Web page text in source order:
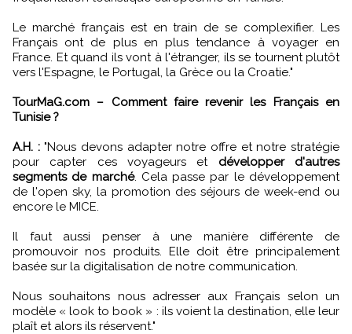
Le marché français est en train de se complexifier. Les
Français ont de plus en plus tendance à voyager en
France. Et quand ils vont à l'étranger, ils se tournent plutôt
vers l'Espagne, le Portugal, la Grèce ou la Croatie."
TourMaG.com – Comment faire revenir les Français en
Tunisie ?
A.H. :"Nous devons adapter notre offre et notre stratégie
pour capter ces voyageurs et développer d'autres
segments de marché. Cela passe par le développement
de l'open sky, la promotion des séjours de week-end ou
encore le MICE.
Il faut aussi penser à une manière différente de
promouvoir nos produits. Elle doit être principalement
basée sur la digitalisation de notre communication.
Nous souhaitons nous adresser aux Français selon un
modèle « look to book » : ils voient la destination, elle leur
plaît et alors ils réservent."